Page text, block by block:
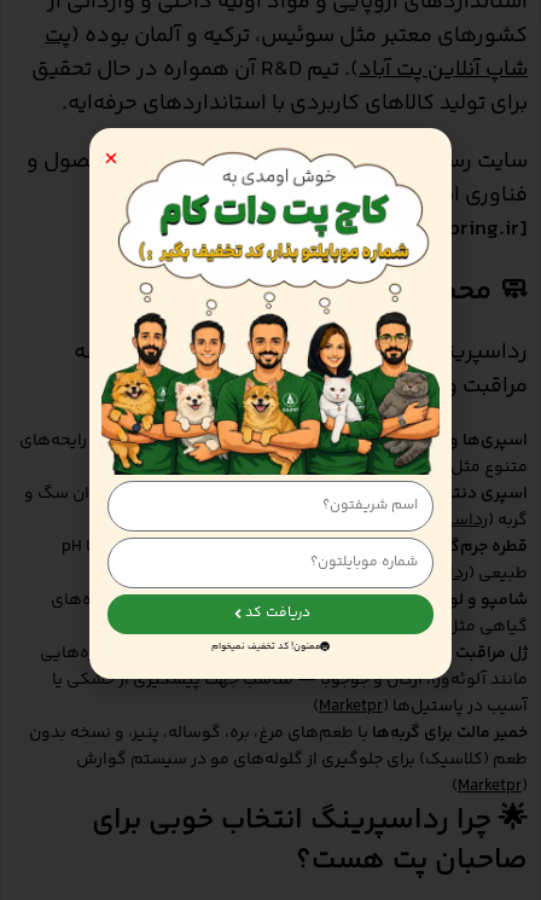
کشورهای معتبر مثل سوئیس، ترکیه و آلمان بوده (پت
شاپ آنلاین پت آباد
). تیم R&D آن همواره در حال تحقیق
برای تولید کالاهای کاربردی با استانداردهای حرفه‌ایه.
سایت رسمی برند هم اطلاعات دقیق درباره هر محصول و
فناوری استفاده‌شده ارائه می‌ده:
[redspring.ir]
🧼 محصولات رداسپرینگ به طور کلی
رداسپرینگ محصولات مختلف و کاربردی‌ای در زمینه
مراقبت و سلامت حیوانات تولید می‌کنه:
اسپری‌ها و ضدعفونی‌کننده‌های بدن و محیط(بر پایه نانو نقره؛ رایحه‌های
متنوع مثل توت فرنگی، استوایی، کارامل و…) (Marketpr
)
اسپری دنتال و دهان‌شویه یون نقره
برای بهداشت دهان و دندان سگ و
گربه (رداسپرینگ
قطره جرم‌گیر گوش و چشم
حاوی یون نقره، بدون نگهدارنده، با pH
طبیعی (رداسپرینگ)
شامپو و لوسیون‌های سگ و گربه
(250، 850 میلی‌لیتر؛ با عصاره‌های
گیاهی مثل سیب ترش، آدامس، هلو) (
Marketpr
ژل مراقبت از دست و پای پت
با ویتامین‌های E، C، گروه B و عصاره‌هایی
مانند آلوئه‌ورا، آرگان و جوجوبا — مناسب جهت پیشگیری از خشکی یا
آسیب در پاستیل‌ها (Marketpr
)
خمیر مالت برای گربه‌ها با طعم‌های مرغ، بره، گوساله، پنیر، و نسخه بدون
طعم (کلاسیک) برای جلوگیری از گلوله‌های مو در سیستم گوارش
(
Marketpr
)
🌟 چرا رداسپرینگ انتخاب خوبی برای
صاحبان پت هست؟
دریافت کد
ممنون! کد تخفیف نمیخوام